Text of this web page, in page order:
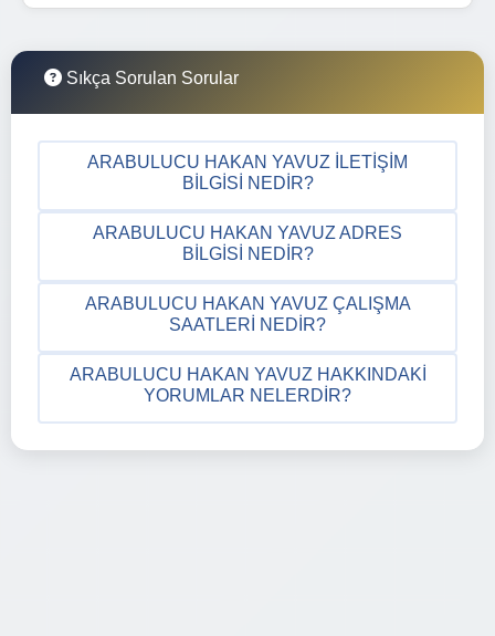
Sıkça Sorulan Sorular
ARABULUCU HAKAN YAVUZ İLETIŞIM
BILGISI NEDIR?
ARABULUCU HAKAN YAVUZ ADRES
BILGISI NEDIR?
ARABULUCU HAKAN YAVUZ ÇALIŞMA
SAATLERI NEDIR?
ARABULUCU HAKAN YAVUZ HAKKINDAKI
YORUMLAR NELERDIR?